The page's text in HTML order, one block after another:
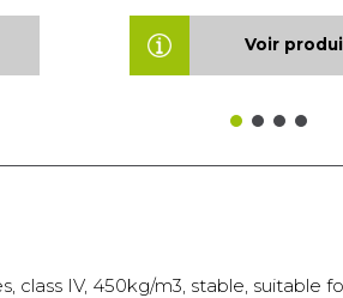
Voir
class IV, 450kg/m3, stable,